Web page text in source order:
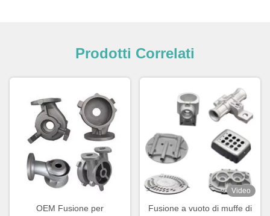
Prodotti Correlati
OEM Fusione per
Video
Fusione a vuoto di muffe di